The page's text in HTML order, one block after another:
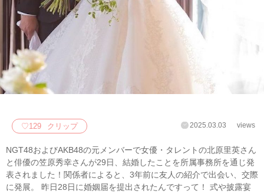
♡129 クリップ 2025.03.03 views
NGT48およびAKB48の元メンバーで女優・タレントの北原里英さん
と俳優の笠原秀幸さんが29日、結婚したことを所属事務所を通じ発
表されました！関係者によると、3年前に友人の紹介で出会い、交際
に発展。 昨日28日に婚姻届を提出されたんですって！ 式や披露宴